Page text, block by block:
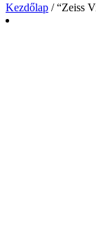
Kezdőlap / “Zeiss